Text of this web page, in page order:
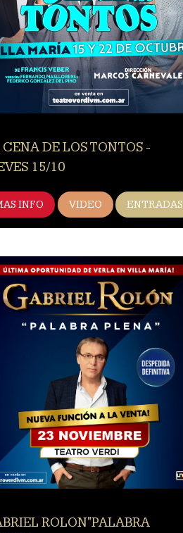
DE LOS TONTOS -
15/10
INFO VIDEO ENTRADAS
ROLON"PALABRA